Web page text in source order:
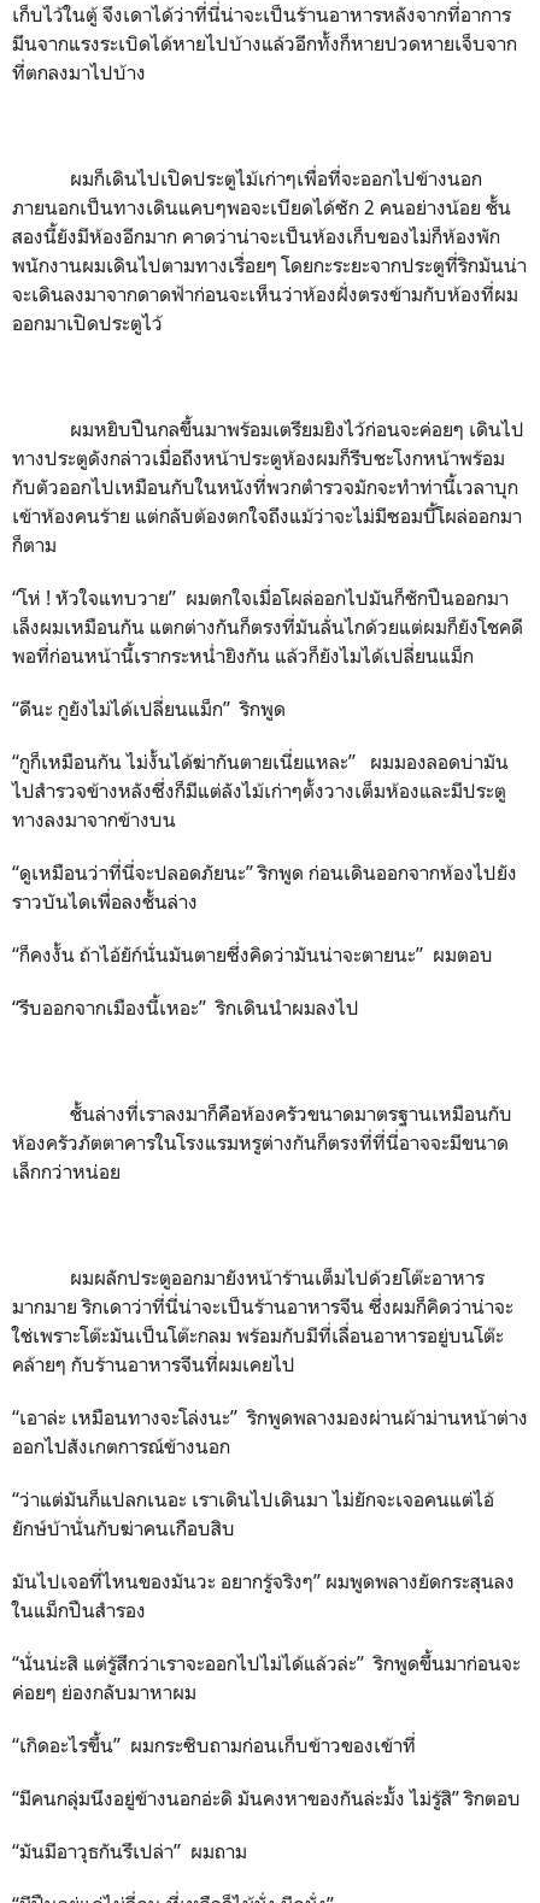
เก็บไว้ในตู้ จึงเดาได้ว่าที่นี่น่าจะเป็นร้านอาหารหลังจากที่อาการ
มึนจากแรงระเบิดได้หายไปบ้างแล้วอีกทั้งก็หายปวดหายเจ็บจาก
ที่ตกลงมาไปบ้าง
ผมก็เดินไปเปิดประตูไม้เก่าๆเพื่อที่จะออกไปข้างนอก
ภายนอกเป็นทางเดินแคบๆพอจะเบียดได้ซัก 2 คนอย่างน้อย ชั้น
สองนี้ยังมีห้องอีกมาก คาดว่าน่าจะเป็นห้องเก็บของไม่ก็ห้องพัก
พนักงานผมเดินไปตามทางเรื่อยๆ โดยกะระยะจากประตูที่ริกมันน่า
จะเดินลงมาจากดาดฟ้าก่อนจะเห็นว่าห้องฝั่งตรงข้ามกับห้องที่ผม
ออกมาเปิดประตูไว้
ผมหยิบปืนกลขึ้นมาพร้อมเตรียมยิงไว้ก่อนจะค่อยๆ เดินไป
ทางประตูดังกล่าวเมื่อถึงหน้าประตูห้องผมก็รีบชะโงกหน้าพร้อม
กับตัวออกไปเหมือนกับในหนังที่พวกตำรวจมักจะทำท่านี้เวลาบุก
เข้าห้องคนร้าย แต่กลับต้องตกใจถึงแม้ว่าจะไม่มีซอมบี้โผล่ออกมา
ก็ตาม
“โห่ ! หัวใจแทบวาย” ผมตกใจเมื่อโผล่ออกไปมันก็ชักปืนออกมา
เล็งผมเหมือนกัน แตกต่างกันก็ตรงที่มันลั่นไกด้วยแต่ผมก็ยังโชคดี
พอที่ก่อนหน้านี้เรากระหน่ำยิงกัน แล้วก็ยังไมได้เปลี่ยนแม็ก
“ดีนะ กูยังไม่ได้เปลี่ยนแม็ก” ริกพูด
“กูก็เหมือนกัน ไม่งั้นได้ฆ่ากันตายเนี่ยแหละ” ผมมองลอดบ่ามัน
ไปสำรวจข้างหลังซึ่งก็มีแต่ลังไม้เก่าๆตั้งวางเต็มห้องและมีประตู
ทางลงมาจากข้างบน
“ดูเหมือนว่าที่นี่จะปลอดภัยนะ” ริกพูด ก่อนเดินออกจากห้องไปยัง
ราวบันไดเพื่อลงชั้นล่าง
“ก็คงงั้น ถ้าไอ้ยัก์นั่นมันตายซึ่งคิดว่ามันน่าจะตายนะ” ผมตอบ
“รีบออกจากเมืองนี้เหอะ” ริกเดินนำผมลงไป
ชั้นล่างที่เราลงมาก็คือห้องครัวขนาดมาตรฐานเหมือนกับ
ห้องครัวภัตตาคารในโรงแรมหรูต่างกันก็ตรงที่ที่นี่อาจจะมีขนาด
เล็กกว่าหน่อย
ผมผลักประตูออกมายังหน้าร้านเต็มไปด้วยโต๊ะอาหาร
มากมาย ริกเดาว่าที่นี่น่าจะเป็นร้านอาหารจีน ซึ่งผมก็คิดว่าน่าจะ
ใช่เพราะโต๊ะมันเป็นโต๊ะกลม พร้อมกับมีที่เลื่อนอาหารอยู่บนโต๊ะ
คล้ายๆ กับร้านอาหารจีนที่ผมเคยไป
“เอาล่ะ เหมือนทางจะโล่งนะ” ริกพูดพลางมองผ่านผ้าม่านหน้าต่าง
ออกไปสังเกตการณ์ข้างนอก
“ว่าแต่มันก็แปลกเนอะ เราเดินไปเดินมา ไม่ยักจะเจอคนแต่ไอ้
ยักษ์บ้านั่นกับฆ่าคนเกือบสิบ
มันไปเจอที่ไหนของมันวะ อยากรู้จริงๆ” ผมพูดพลางยัดกระสุนลง
ในแม็กปืนสำรอง
“นั่นน่ะสิ แต่รู้สึกว่าเราจะออกไปไม่ได้แล้วล่ะ” ริกพูดขึ้นมาก่อนจะ
ค่อยๆ ย่องกลับมาหาผม
“เกิดอะไรขึ้น” ผมกระซิบถามก่อนเก็บข้าวของเข้าที่
“มีคนกลุ่มนึงอยู่ข้างนอกอ่ะดิ มันคงหาของกันล่ะมั้ง ไม่รู้สิ” ริกตอบ
“มันมีอาวุธกันรึเปล่า” ผมถาม